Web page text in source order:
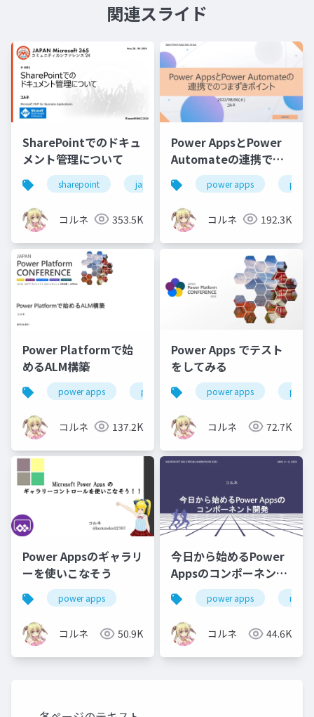
関連スライド
SharePointでのドキュ
メント管理について
sharepoint japanm365cc2024 ドキュメント管理
コルネ 353.5K
Power AppsとPower
Automateの連携での
つまずきポイント
power apps
コルネ 192.3K
Power Platformで始
めるALM構築
power apps power platform jppc2023
コルネ 137.2K
Power Apps でテスト
をしてみる
power apps
コルネ 72.7K
Power Appsのギャラリ
ーを使いこなそう
power apps
コルネ 50.9K
今日から始めるPower
Appsのコンポーネント
開発
power apps
コルネ 44.6K